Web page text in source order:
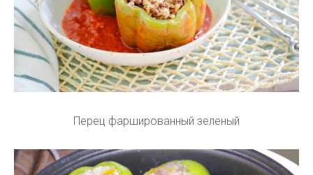
Перец фаршированный зеленый